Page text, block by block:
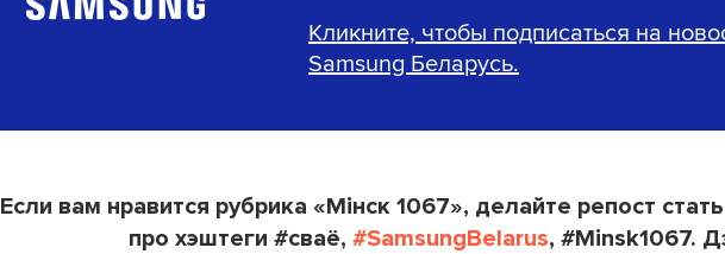
Кликните, чтобы подписаться на
Samsung Беларусь.
Если вам нравится рубрика «Мінск 1067», делайте репост
про хэштеги #сваё, #SamsungBelarus, #Minsk1067.